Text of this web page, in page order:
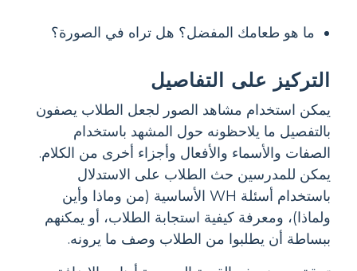
ما هو طعامك المفضل؟ هل تراه في الصورة؟
التركيز على التفاصيل
يمكن استخدام مشاهد الصور لجعل الطلاب يصفون
بالتفصيل ما يلاحظونه حول المشهد باستخدام
الصفات والأسماء والأفعال وأجزاء أخرى من الكلام.
يمكن للمدرسين حث الطلاب على الاستدلال
باستخدام أسئلة WH الأساسية (من وماذا وأين
ولماذا)، ومعرفة كيفية استجابة الطلاب، أو يمكنهم
ببساطة أن يطلبوا من الطلاب وصف ما يرونه.